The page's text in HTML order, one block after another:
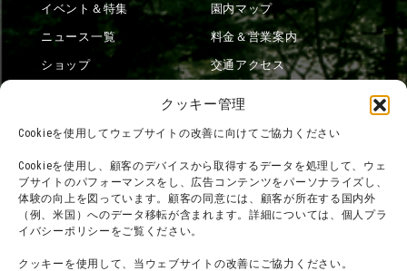
クッキー管理
Cookieを使用してウェブサイトの改善に向けてご協力ください
Cookieを使用し、顧客のデバイスから取得するデータを処理して、ウェ
ブサイトのパフォーマンスをし、広告コンテンツをパーソナライズし、
体験の向上を図っています。顧客の同意には、顧客が所在する国内外
（例、米国）へのデータ移転が含まれます。詳細については、個人プラ
イバシーポリシーをご覧ください。
クッキーを使用して、当ウェブサイトの改善にご協力ください。
イベント＆特集
ニュース一覧
ショップ
園内マップ
料金＆営業案内
交通アクセス
団体利用について メディア掲載実績